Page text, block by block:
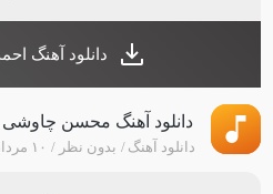
دانلود آهنگ
دانلود آهنگ محسن
دانلود آهنگ بدون نظر ۱۰ مرداد ۱۴۰۵